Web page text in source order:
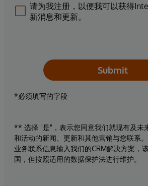
请为我注册，以便我可以获得
新消息和更新。
Submit
*必须填写的字段
** 选择 "是"，表示您同意我们就现有及未
和活动的新闻、更新和其他营销与您联系
业务联系信息输入我们的CRM解决方案，
国，但按照适用的数据保护法进行维护。